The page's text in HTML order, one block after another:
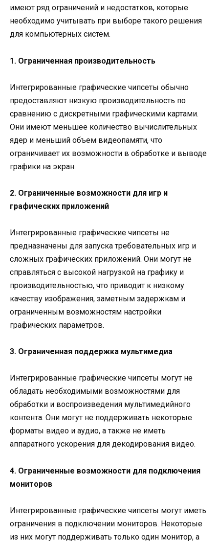
имеют ряд ограничений и недостатков, которые
необходимо учитывать при выборе такого решения
для компьютерных систем.
1. Ограниченная производительность
Интегрированные графические чипсеты обычно
предоставляют низкую производительность по
сравнению с дискретными графическими картами.
Они имеют меньшее количество вычислительных
ядер и меньший объем видеопамяти, что
ограничивает их возможности в обработке и выводе
графики на экран.
2. Ограниченные возможности для игр и
графических приложений
Интегрированные графические чипсеты не
предназначены для запуска требовательных игр и
сложных графических приложений. Они могут не
справляться с высокой нагрузкой на графику и
производительностью, что приводит к низкому
качеству изображения, заметным задержкам и
ограниченным возможностям настройки
графических параметров.
3. Ограниченная поддержка мультимедиа
Интегрированные графические чипсеты могут не
обладать необходимыми возможностями для
обработки и воспроизведения мультимедийного
контента. Они могут не поддерживать некоторые
форматы видео и аудио, а также не иметь
аппаратного ускорения для декодирования видео.
4. Ограниченные возможности для подключения
мониторов
Интегрированные графические чипсеты могут иметь
ограничения в подключении мониторов. Некоторые
из них могут поддерживать только один монитор, а